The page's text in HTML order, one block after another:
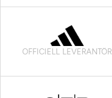
OFFICIELL LEVERANTÖR